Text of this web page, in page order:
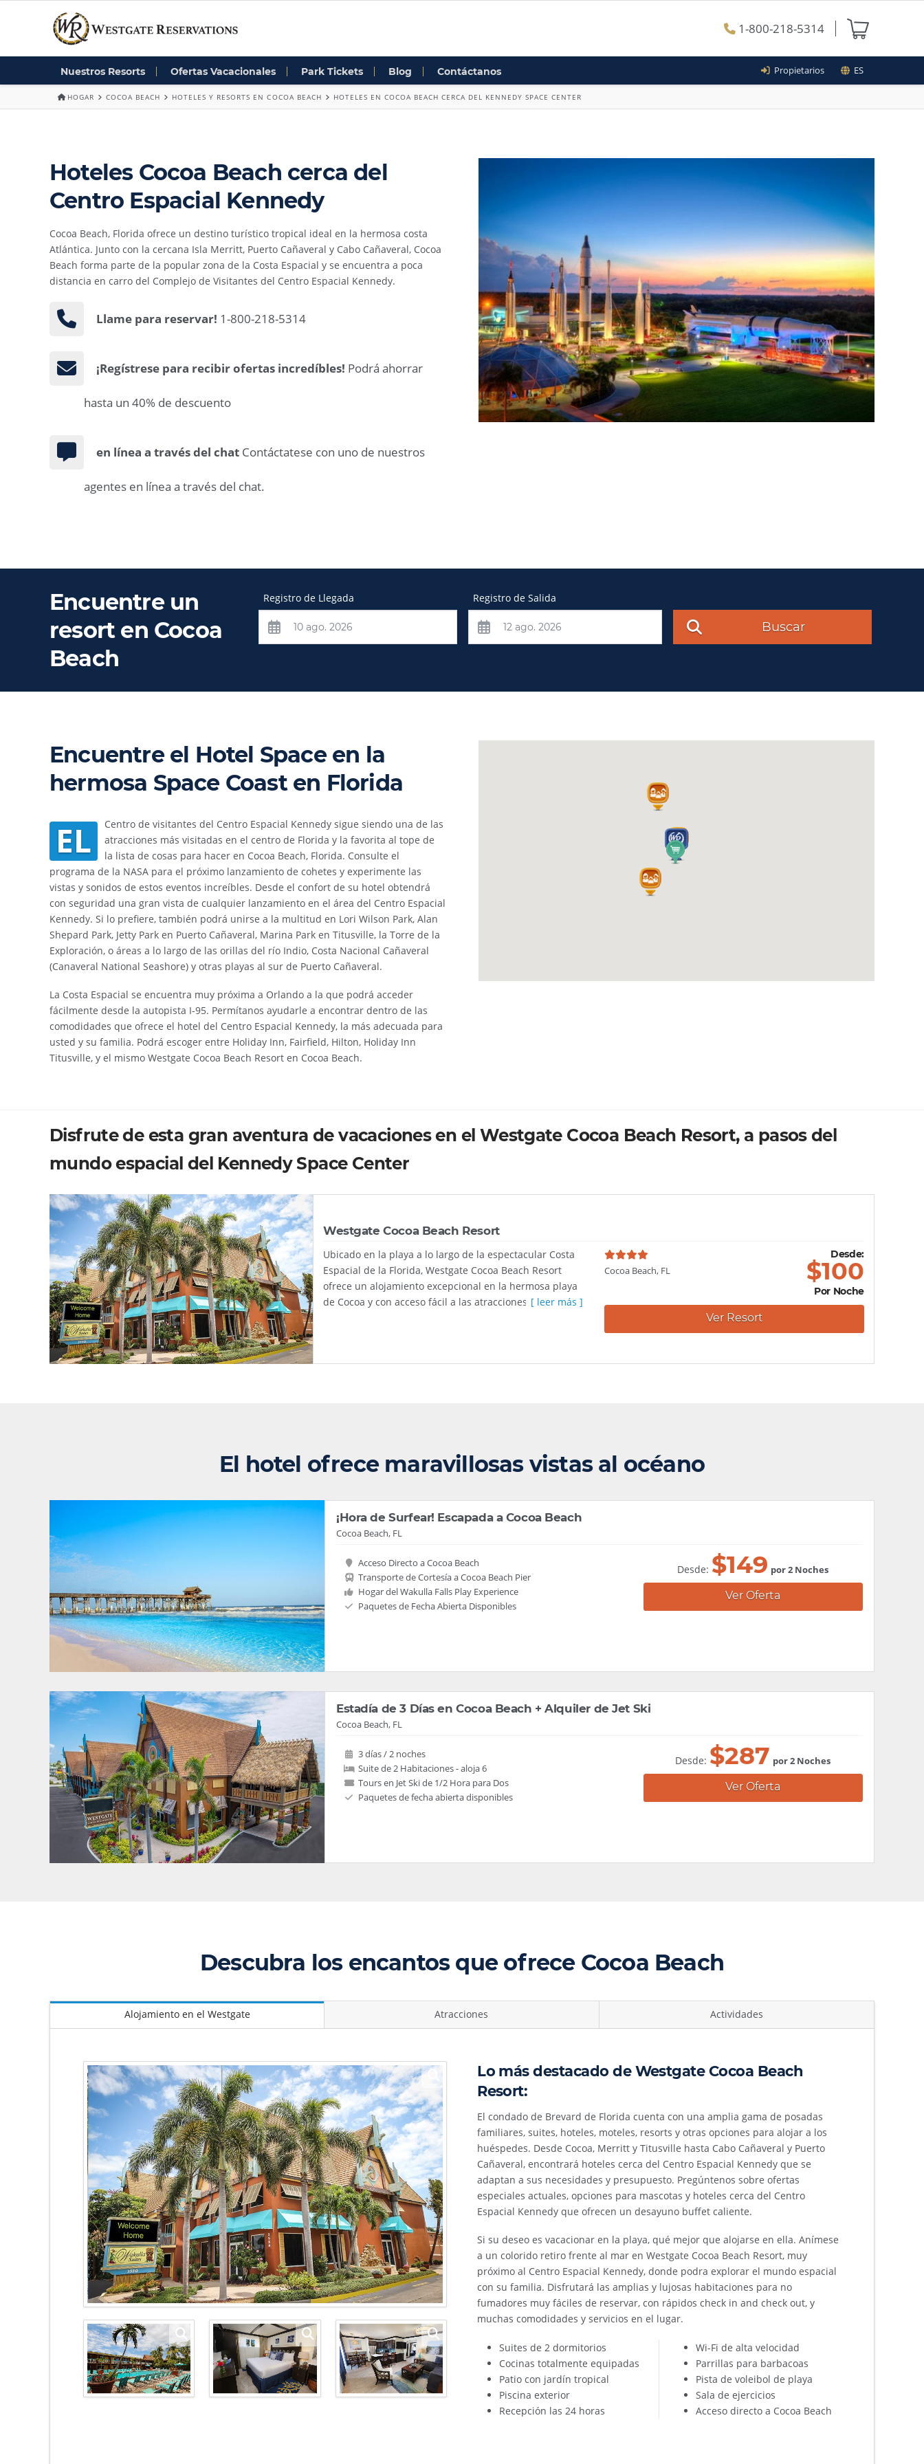
1-800-218-5314
Nuestros Resorts Ofertas Vacacionales Park Tickets Blog Contáctanos Propietarios ES
HOGAR COCOA BEACH HOTELES Y RESORTS EN COCOA BEACH HOTELES EN COCOA BEACH CERCA DEL KENNEDY SPACE CENTER
Hoteles Cocoa Beach cerca del
Centro Espacial Kennedy
Cocoa Beach, Florida ofrece un destino turístico tropical ideal en la hermosa costa
Atlántica. Junto con la cercana Isla Merritt, Puerto Cañaveral y Cabo Cañaveral, Cocoa
Beach forma parte de la popular zona de la Costa Espacial y se encuentra a poca
distancia en carro del Complejo de Visitantes del Centro Espacial Kennedy.
Llame para reservar! 1-800-218-5314
¡Regístrese para recibir ofertas incredíbles! Podrá ahorrar
hasta un 40% de descuento
en línea a través del chat Contáctatese con uno de nuestros
agentes en línea a través del chat.
Encuentre un
resort en Cocoa
Beach
Registro de Llegada Registro de Salida
Buscar
Encuentre el Hotel Space en la
hermosa Space Coast en Florida
EL
Centro de visitantes del Centro Espacial Kennedy sigue siendo una de las
atracciones más visitadas en el centro de Florida y la favorita al tope de
la lista de cosas para hacer en Cocoa Beach, Florida. Consulte el
programa de la NASA para el próximo lanzamiento de cohetes y experimente las
vistas y sonidos de estos eventos increíbles. Desde el confort de su hotel obtendrá
con seguridad una gran vista de cualquier lanzamiento en el área del Centro Espacial
Kennedy. Si lo prefiere, también podrá unirse a la multitud en Lori Wilson Park, Alan
Shepard Park, Jetty Park en Puerto Cañaveral, Marina Park en Titusville, la Torre de la
Exploración, o áreas a lo largo de las orillas del río Indio, Costa Nacional Cañaveral
(Canaveral National Seashore) y otras playas al sur de Puerto Cañaveral.
La Costa Espacial se encuentra muy próxima a Orlando a la que podrá acceder
fácilmente desde la autopista I-95. Permítanos ayudarle a encontrar dentro de las
comodidades que ofrece el hotel del Centro Espacial Kennedy, la más adecuada para
usted y su familia. Podrá escoger entre Holiday Inn, Fairfield, Hilton, Holiday Inn
Titusville, y el mismo Westgate Cocoa Beach Resort en Cocoa Beach.
Disfrute de esta gran aventura de vacaciones en el Westgate Cocoa Beach Resort, a pasos del
mundo espacial del Kennedy Space Center
Westgate Cocoa Beach Resort
Ubicado en la playa a lo largo de la espectacular Costa
Espacial de la Florida, Westgate Cocoa Beach Resort
ofrece un alojamiento excepcional en la hermosa playa
de Cocoa y con acceso fácil a las atracciones locales.
[ leer más ]
Cocoa Beach, FL
Desde:
$100
Por Noche
Ver Resort
El hotel ofrece maravillosas vistas al océano
¡Hora de Surfear! Escapada a Cocoa Beach
Cocoa Beach, FL
Acceso Directo a Cocoa Beach
Transporte de Cortesía a Cocoa Beach Pier
Hogar del Wakulla Falls Play Experience
Paquetes de Fecha Abierta Disponibles
Desde: $149 por 2 Noches
Ver Oferta
Estadía de 3 Días en Cocoa Beach + Alquiler de Jet Ski
Cocoa Beach, FL
3 días / 2 noches
Suite de 2 Habitaciones - aloja 6
Tours en Jet Ski de 1/2 Hora para Dos
Paquetes de fecha abierta disponibles
Desde: $287 por 2 Noches
Ver Oferta
Descubra los encantos que ofrece Cocoa Beach
Alojamiento en el Westgate Atracciones Actividades
Lo más destacado de Westgate Cocoa Beach
Resort:
El condado de Brevard de Florida cuenta con una amplia gama de posadas
familiares, suites, hoteles, moteles, resorts y otras opciones para alojar a los
huéspedes. Desde Cocoa, Merritt y Titusville hasta Cabo Cañaveral y Puerto
Cañaveral, encontrará hoteles cerca del Centro Espacial Kennedy que se
adaptan a sus necesidades y presupuesto. Pregúntenos sobre ofertas
especiales actuales, opciones para mascotas y hoteles cerca del Centro
Espacial Kennedy que ofrecen un desayuno buffet caliente.
Si su deseo es vacacionar en la playa, qué mejor que alojarse en ella. Anímese
a un colorido retiro frente al mar en Westgate Cocoa Beach Resort, muy
próximo al Centro Espacial Kennedy, donde podra explorar el mundo espacial
con su familia. Disfrutará las amplias y lujosas habitaciones para no
fumadores muy fáciles de reservar, con rápidos check in and check out, y
muchas comodidades y servicios en el lugar.
Suites de 2 dormitorios
Cocinas totalmente equipadas
Patio con jardín tropical
Piscina exterior
Recepción las 24 horas
Wi-Fi de alta velocidad
Parrillas para barbacoas
Pista de voleibol de playa
Sala de ejercicios
Acceso directo a Cocoa Beach